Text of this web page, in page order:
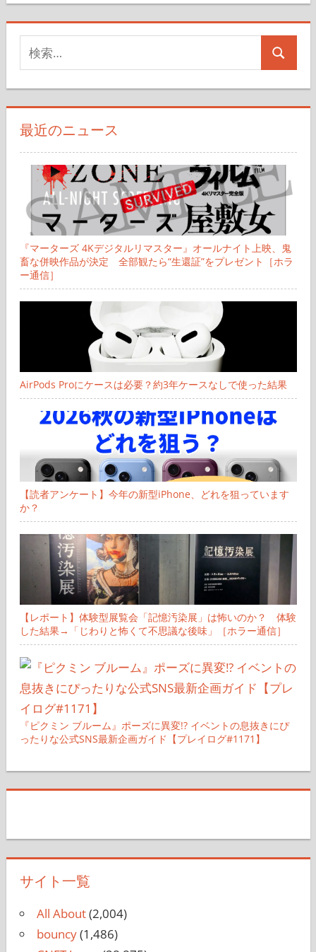
ー
送
り
索
対
象:
検
最近のニュース
『マーターズ 4Kデジタルリマスター』オールナイト上映、鬼
畜な併映作品が決定 全部観たら“生還証”をプレゼント［ホラ
ー通信］
AirPods Proにケースは必要？約3年ケースなしで使った結果
【読者アンケート】今年の新型iPhone、どれを狙っています
か？
【レポート】体験型展覧会「記憶汚染展」は怖いのか？ 体験
した結果→「じわりと怖くて不思議な後味」［ホラー通信］
『ピクミン ブルーム』ポーズに異変!? イベントの息抜きにぴ
ったりな公式SNS最新企画ガイド【プレイログ#1171】
サイト一覧
All About(2,004)
bouncy(1,486)